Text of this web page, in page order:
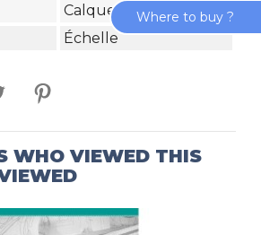
Calque
Échelle
WHO VIEWED THIS
Where to buy ?